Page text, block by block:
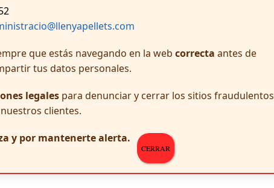
para la próxima vez que comente.
que estás navegando en la web correcta antes de
tus datos personales.
legales para denunciar y cerrar los sitios fraudulentos
clientes.
y por mantenerte alerta.
CERRAR